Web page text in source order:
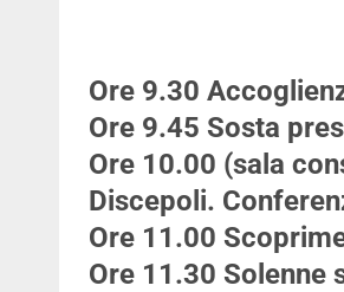
Ore 9.30
Ore 9.45 Sosta
Ore 10.00 (sala
Discepoli.
Ore 11.00
Ore 11.30 Solenne